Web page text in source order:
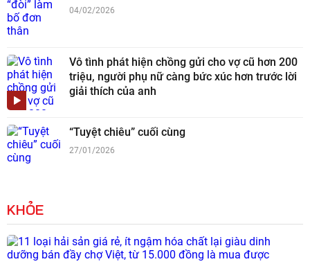
04/02/2026
Vô tình phát hiện chồng gửi cho vợ cũ hơn 200
triệu, người phụ nữ càng bức xúc hơn trước lời
giải thích của anh
“Tuyệt chiêu” cuối cùng
27/01/2026
KHỎE